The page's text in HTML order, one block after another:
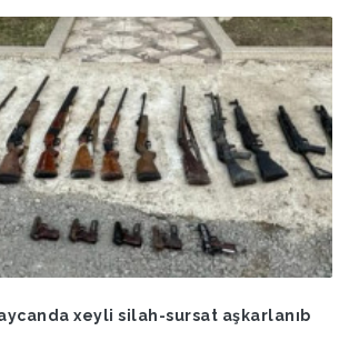
xeyli silah-sursat aşkarlanıb